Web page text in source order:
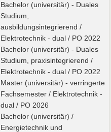
Bachelor (universitär) - Duales
Studium,
ausbildungsintegrierend /
Elektrotechnik - dual / PO 2022
Bachelor (universitär) - Duales
Studium, praxisintegrierend /
Elektrotechnik - dual / PO 2022
Master (universitär) - verringerte
Fachsemester / Elektrotechnik -
dual / PO 2026
Bachelor (universitär) /
Energietechnik und